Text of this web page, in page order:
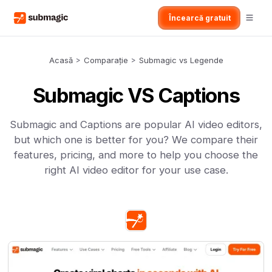
Încearcă gratuit
Acasă > Comparație > Submagic vs Legende
Submagic VS Captions
Submagic and Captions are popular AI video editors,
but which one is better for you? We compare their
features, pricing, and more to help you choose the
right AI video editor for your use case.